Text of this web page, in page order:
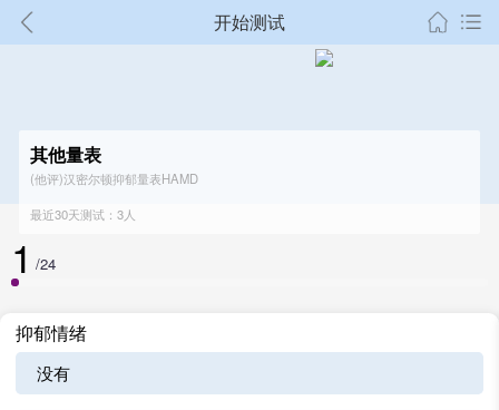
开始测试
其他量表
(他评)汉密尔顿抑郁量表HAMD
最近30天测试：3人
1 /24
抑郁情绪
没有